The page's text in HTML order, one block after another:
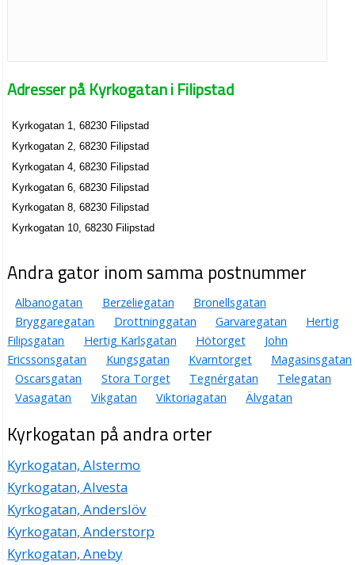
Adresser på Kyrkogatan i Filipstad
Kyrkogatan 1, 68230 Filipstad
Kyrkogatan 2, 68230 Filipstad
Kyrkogatan 4, 68230 Filipstad
Kyrkogatan 6, 68230 Filipstad
Kyrkogatan 8, 68230 Filipstad
Kyrkogatan 10, 68230 Filipstad
Andra gator inom samma postnummer
Albanogatan Berzeliegatan
Bronellsgatan
Bryggaregatan
Drottninggatan Garvaregatan
Hertig
Filipsgatan
Hertig Karlsgatan Hötorget
John
Ericssonsgatan
Kungsgatan Kvarntorget
Magasinsgatan
Oscarsgatan
Stora Torget Tegnérgatan
Telegatan
Vasagatan
Vikgatan Viktoriagatan Älvgatan
Kyrkogatan på andra orter
Kyrkogatan, Alstermo
Kyrkogatan, Alvesta
Kyrkogatan, Anderslöv
Kyrkogatan, Anderstorp
Kyrkogatan, Aneby